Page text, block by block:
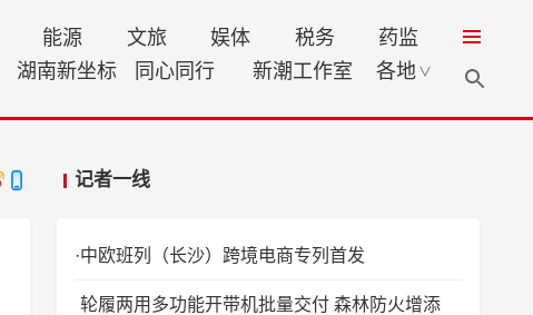
能源 文旅 娱体 税务
药监
湖南新坐标 同心同行 新潮工作室 各地 ∨
记者一线
中欧班列（长沙）跨境电商专列首发
轮履两用多功能开带机批量交付 森林防火增添